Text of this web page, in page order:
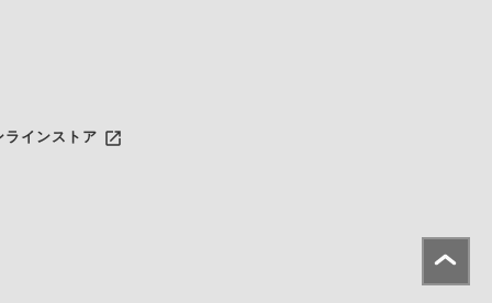
ラインストア launch